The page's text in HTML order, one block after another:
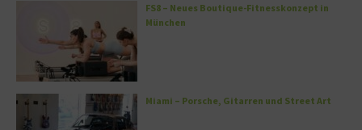
FS8 – Neues Boutique-Fitnesskonzept in
München
Miami – Porsche, Gitarren und Street Art